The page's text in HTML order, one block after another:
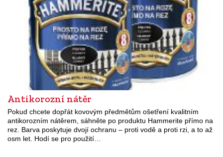
Antikorozní nátěr
Pokud chcete dopřát kovovým předmětům ošetření kvalitním
antikorozním nátěrem, sáhněte po produktu Hammerite přímo na
rez. Barva poskytuje dvojí ochranu – proti vodě a proti rzi, a to až
osm let. Hodí se pro použití…